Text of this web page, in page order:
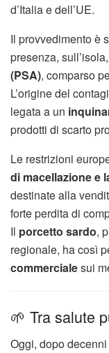
d’Italia e dell’UE.
Il provvedimento è
presenza,
(PSA), comparso
L’origine del
legata a un
prodotti di scarto
Le restrizioni
di macellazione e
destinate alla
forte perdita di
Il porcetto sardo,
regionale, ha così
commercialesui
🌱 Tra salute
Oggi, dopo